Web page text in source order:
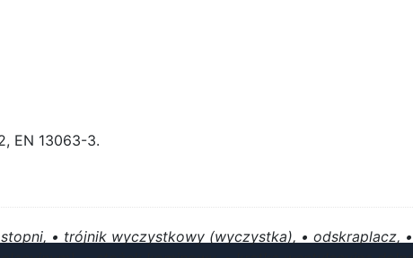
EN 13063-3.
• trójnik wyczystkowy (wyczystka), • odskraplacz,